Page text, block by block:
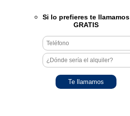
Si lo prefieres te llamamos
GRATIS